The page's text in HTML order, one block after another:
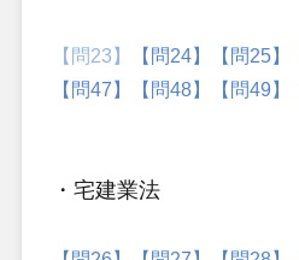
【問23】 【問24】 【問25】
【問47】
【問48】 【問49】
・宅建業法